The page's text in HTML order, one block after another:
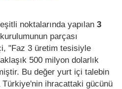
noktalarında yapılan 3
parçası
"Faz 3 üretim tesisiyle
500 milyon dolarlık
Bu değer yurt içi talebin
Türkiye'nin ihracattaki gücünü